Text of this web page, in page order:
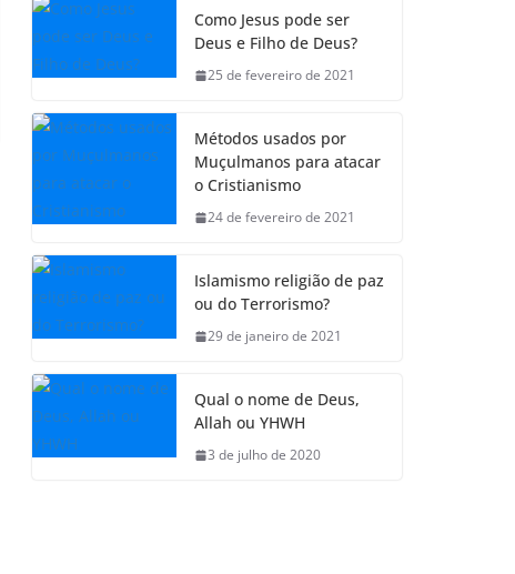
Como Jesus pode ser
Deus e Filho de Deus?
25 de fevereiro de 2021
Métodos usados por
Muçulmanos para atacar
o Cristianismo
24 de fevereiro de 2021
Islamismo religião de paz
ou do Terrorismo?
29 de janeiro de 2021
Qual o nome de Deus,
Allah ou YHWH
3 de julho de 2020